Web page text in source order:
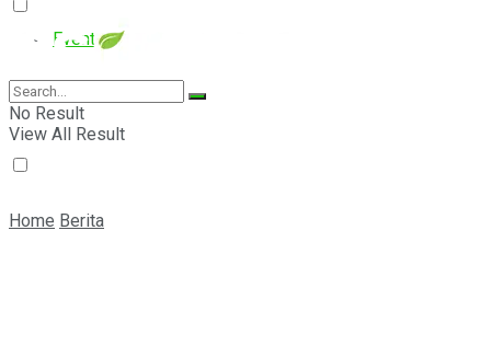
Event
E-Magazine
No Result
View All Result
Home Berita